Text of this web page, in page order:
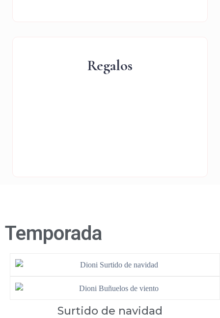
Regalos
Temporada
Surtido de navidad